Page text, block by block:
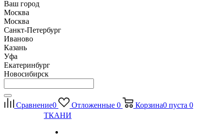
Ваш город
Москва
Москва
Санкт-Петербург
Иваново
Казань
Уфа
Екатеринбург
Новосибирск
Сравнение0 Отложенные 0 Корзина0 пуста 0
ТКАНИ